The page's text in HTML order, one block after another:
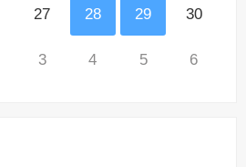
27 28 29 30
3 4 5 6